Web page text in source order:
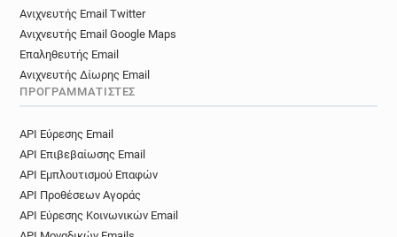
Ανιχνευτής Email Twitter
Ανιχνευτής Email Google Maps
Επαληθευτής Email
Ανιχνευτής Δίωρης Email
ΠΡΟΓΡΑΜΜΑΤΙΣΤΈΣ
API Εύρεσης Email
API Επιβεβαίωσης Email
API Εμπλουτισμού Επαφών
API Προθέσεων Αγοράς
API Εύρεσης Κοινωνικών Email